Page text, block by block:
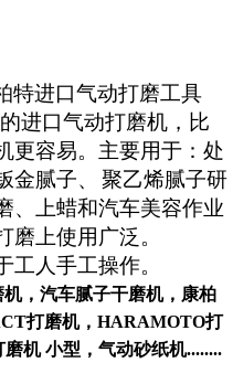
特进口气动打磨工具
进口气动打磨机，比
更容易。主要用于：处
金腻子、
聚乙烯腻子研
、上蜡和汽车美容作业
磨上使用广泛。
工人手工操作。
，汽车腻子干磨机，康柏
打磨机，HARAMOTO打
机 小型，气动砂纸机........